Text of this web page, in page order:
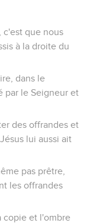
c'est que nous
à la droite du
dans le
par le Seigneur et
des offrandes et
lui aussi ait
pas prêtre,
les offrandes
copie et l'ombre